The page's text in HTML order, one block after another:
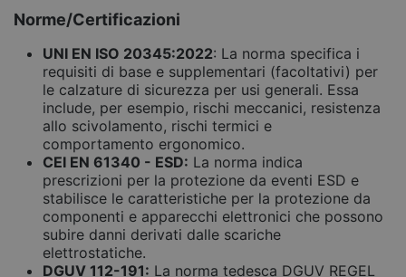
Norme/Certificazioni
UNI EN ISO 20345:2022: La norma specifica i
requisiti di base e supplementari (facoltativi) per
le calzature di sicurezza per usi generali. Essa
include, per esempio, rischi meccanici, resistenza
allo scivolamento, rischi termici e
comportamento ergonomico.
CEI EN 61340 - ESD: La norma indica
prescrizioni per la protezione da eventi ESD e
stabilisce le caratteristiche per la protezione da
componenti e apparecchi elettronici che possono
subire danni derivati dalle scariche
elettrostatiche.
DGUV 112-191: La norma tedesca DGUV REGEL